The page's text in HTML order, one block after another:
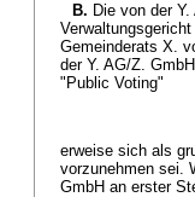
B. Die von der
Gemeinderats X.
der Y. AG/Z.
"Public Voting"
erweise sich als
vorzunehmen sei.
GmbH an erster